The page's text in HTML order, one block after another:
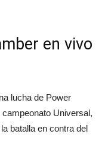
en vivo
lucha de Power
campeonato Universal,
batalla en contra del